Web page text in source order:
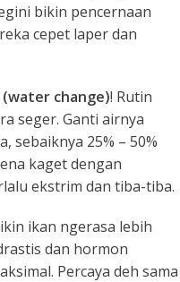
bikin pencernaan
cepet laper dan
change)! Rutin
seger. Ganti airnya
sebaiknya 25% – 50%
kaget dengan
ekstrim dan tiba-tiba.
ikan ngerasa lebih
dan hormon
Percaya deh sama